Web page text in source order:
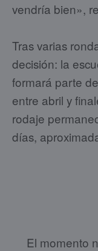
vendría bien»,
Tras varias
decisión: la
formará parte
entre abril y
rodaje
días,
El momento